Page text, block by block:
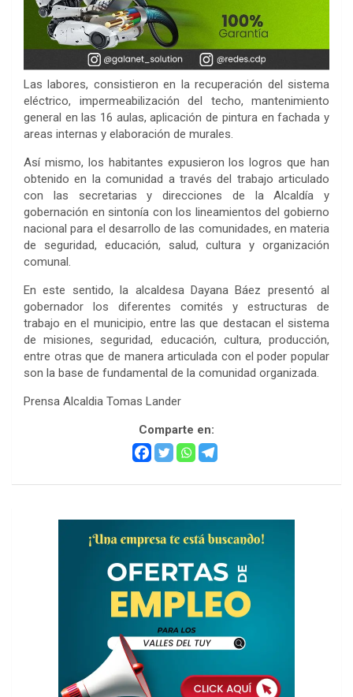
Las labores, consistieron en la recuperación del sistema
eléctrico, impermeabilización del techo, mantenimiento
general en las 16 aulas, aplicación de pintura en fachada y
areas internas y elaboración de murales.
Así mismo, los habitantes expusieron los logros que han
obtenido en la comunidad a través del trabajo articulado
con las secretarias y direcciones de la Alcaldía y
gobernación en sintonía con los lineamientos del gobierno
nacional para el desarrollo de las comunidades, en materia
de seguridad, educación, salud, cultura y organización
comunal.
En este sentido, la alcaldesa Dayana Báez presentó al
gobernador los diferentes comités y estructuras de
trabajo en el municipio, entre las que destacan el sistema
de misiones, seguridad, educación, cultura, producción,
entre otras que de manera articulada con el poder popular
son la base de fundamental de la comunidad organizada.
Prensa Alcaldia Tomas Lander
Comparte en: